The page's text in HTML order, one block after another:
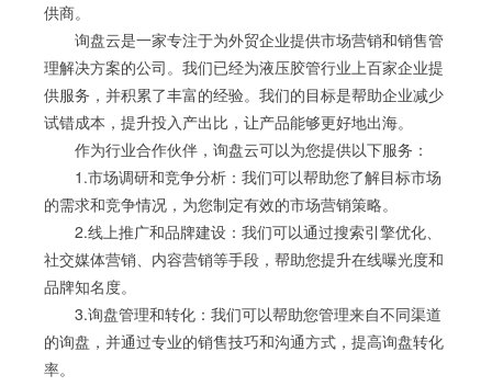
供商。
询盘云是一家专注于为外贸企业提供市场营销和销售管
理解决方案的公司。我们已经为液压胶管行业上百家企业提
供服务，并积累了丰富的经验。我们的目标是帮助企业减少
试错成本，提升投入产出比，让产品能够更好地出海。
作为行业合作伙伴，询盘云可以为您提供以下服务：
1.市场调研和竞争分析：我们可以帮助您了解目标市场
的需求和竞争情况，为您制定有效的市场营销策略。
2.线上推广和品牌建设：我们可以通过搜索引擎优化、
社交媒体营销、内容营销等手段，帮助您提升在线曝光度和
品牌知名度。
3.询盘管理和转化：我们可以帮助您管理来自不同渠道
的询盘，并通过专业的销售技巧和沟通方式，提高询盘转化
率。